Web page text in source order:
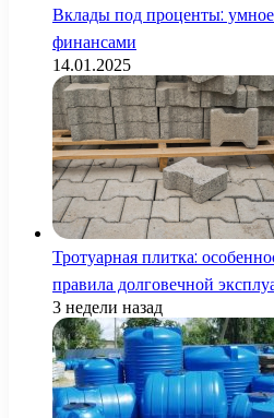
Вклады под проценты:
финансами
14.01.2025
Тротуарная плитка:
правила долговечной
3 недели назад